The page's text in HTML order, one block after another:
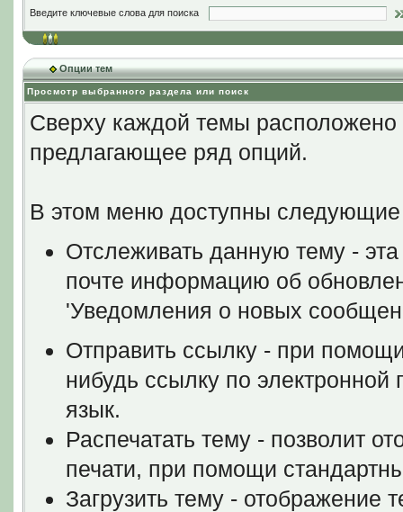
Введите ключевые слова для поиска
Опции тем
Просмотр выбранного раздела или поиск
Сверху каждой темы
предлагающее ряд опций.
В этом меню доступны
Отслеживать данную тему -
почте информацию об
'Уведомления о новых
Отправить ссылку - при
нибудь ссылку по
язык.
Распечатать тему - позволит
печати, при помощи
Загрузить тему -